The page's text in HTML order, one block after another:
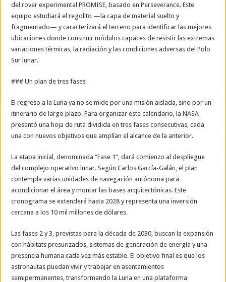
del rover experimental PROMISE, basado en Perseverance. Este
equipo estudiará el regolito —la capa de material suelto y
fragmentado— y caracterizará el terreno para identificar las mejores
ubicaciones donde construir módulos capaces de resistir las extremas
variaciones térmicas, la radiación y las condiciones adversas del Polo
Sur lunar.
### Un plan de tres fases
El regreso a la Luna ya no se mide por una misión aislada, sino por un
itinerario de largo plazo. Para organizar este calendario, la NASA
presentó una hoja de ruta dividida en tres fases consecutivas, cada
una con nuevos objetivos que amplían el alcance de la anterior.
La etapa inicial, denominada “Fase 1”, dará comienzo al despliegue
del complejo operativo lunar. Según Carlos García-Galán, el plan
contempla varias unidades de navegación autónoma para
acondicionar el área y montar las bases arquitectónicas. Este
cronograma se extenderá hasta 2028 y representa una inversión
cercana a los 10 mil millones de dólares.
Las fases 2 y 3, previstas para la década de 2030, buscan la expansión
con hábitats presurizados, sistemas de generación de energía y una
presencia humana cada vez más estable. El objetivo final es que los
astronautas puedan vivir y trabajar en asentamientos
semipermanentes, transformando la Luna en una plataforma